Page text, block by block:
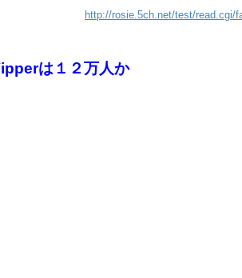
http://rosie.5ch.net/test/read.cgi/
は１２万人か